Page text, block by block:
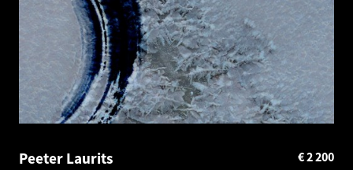
Peeter Laurits
2 200
€